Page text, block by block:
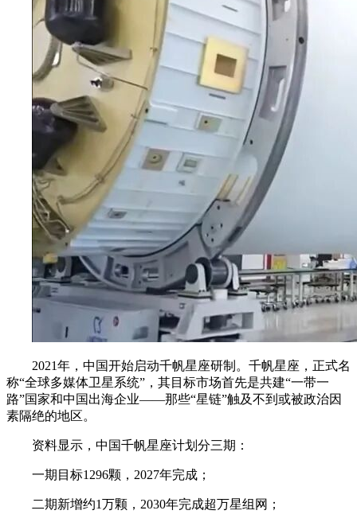
2021年，中国开始启动千帆星座研制。千帆星座，正式名
称“全球多媒体卫星系统”，其目标市场首先是共建“一带一
路”国家和中国出海企业——那些“星链”触及不到或被政治因
素隔绝的地区。
资料显示，中国千帆星座计划分三期：
一期目标1296颗，2027年完成；
二期新增约1万颗，2030年完成超万星组网；